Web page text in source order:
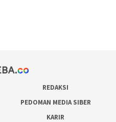
REDAKSI
PEDOMAN MEDIA SIBER
KARIR